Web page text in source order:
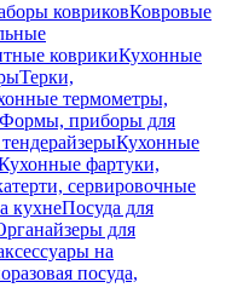
ковриковКовровые
коврикиКухонные
Терки,
термометры,
Формы, приборы для
Кухонные
фартуки,
сервировочные
кухнеПосуда для
для
на
посуда,